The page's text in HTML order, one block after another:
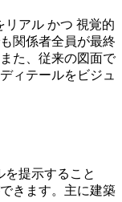
リアル かつ 視覚的
関係者全員が最終
た、従来の図面で
ィテールをビジュ
提示すること
きます。主に建築